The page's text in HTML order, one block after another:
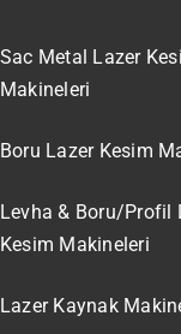
Sac Metal Lazer
Makineleri
Boru Lazer Kesim
Levha & Boru/Profil
Kesim Makineleri
Lazer Kaynak